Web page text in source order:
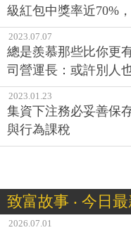
級紅包中獎率近70%
2023.07.07
總是羨慕那些比你更
司營運長：或許別人
2023.01.23
集資下注務必妥善保
與行為課稅
致富故事 ‧ 今日
2026.07.01